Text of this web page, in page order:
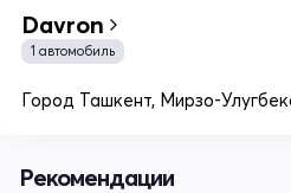
Davron
1 автомобиль
Город Ташкент, Мирзо-
Рекомендации